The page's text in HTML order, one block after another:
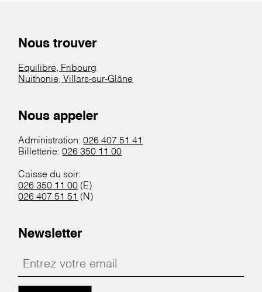
Nous trouver
Equilibre, Fribourg
Nuithonie, Villars-sur-Glâne
Nous appeler
Administration:026 407 51 41
Billetterie:026 350 11 00
Caisse du soir:
026 350 11 00 (E)
026 407 51 51 (N)
Newsletter